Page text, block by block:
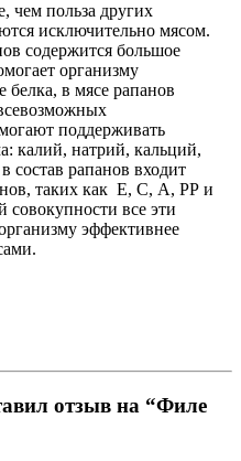
чем польза других
исключительно мясом.
содержится большое
организму
белка, в мясе рапанов
поддерживать
калий, натрий, кальций,
состав рапанов входит
таких как Е, С, А, РР и
все эти
эффективнее
отзыв на “Филе